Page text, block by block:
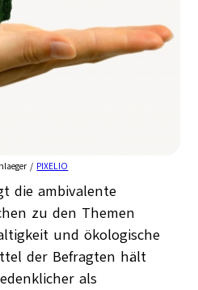
/ PIXELIO
die ambivalente
zu den Themen
und ökologische
der Befragten hält
als